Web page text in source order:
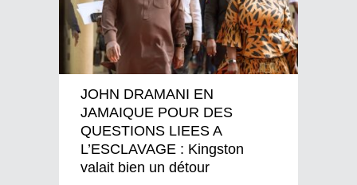
JOHN DRAMANI EN
JAMAIQUE POUR DES
QUESTIONS LIEES A
L’ESCLAVAGE : Kingston
valait bien un détour